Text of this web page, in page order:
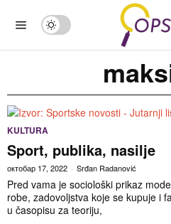
KULTURA
Sport, publika, nasilje
октобар 17, 2022 Srđan Radanović
Pred vama je sociološki prikaz
robe, zadovoljstva koje se kupuje i
u časopisu za teoriju,